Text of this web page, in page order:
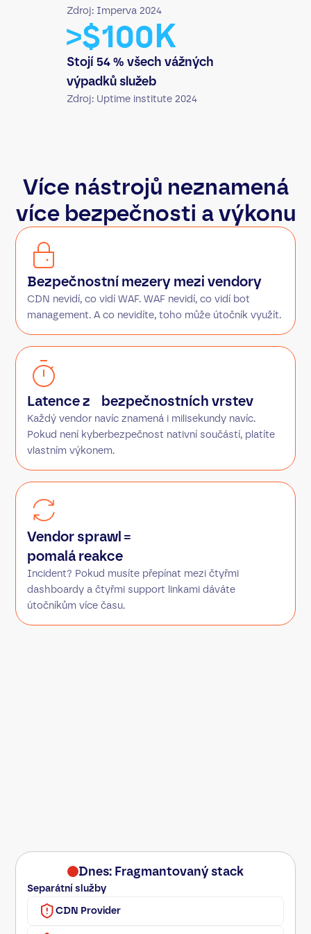
Zdroj: Imperva 2024
>$100K
Stojí 54 % všech vážných
výpadků služeb
Zdroj: Uptime institute 2024
Více nástrojů neznamená
více bezpečnosti a výkonu
Bezpečnostní mezery mezi vendory
CDN nevidí, co vidí WAF. WAF nevidí, co vidí bot
management. A co nevidíte, toho může útočník využít.
Latence z bezpečnostních vrstev
Každý vendor navíc znamená i milisekundy navíc.
Pokud není kyberbezpečnost nativní součástí, platíte
vlastním výkonem.
Vendor sprawl =
pomalá reakce
Incident? Pokud musíte přepínat mezi čtyřmi
dashboardy a čtyřmi support linkami dáváte
útočníkům více času.
Dnes: Fragmantovaný stack
Separátní služby
CDN Provider